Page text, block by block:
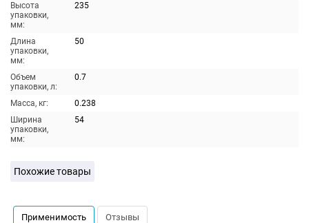
Высота
упаковки,
мм:
235
Длина
упаковки,
мм:
50
Объем
упаковки, л:
0.7
Масса, кг:
0.238
Ширина
упаковки,
мм:
54
Похожие товары
Применимость Отзывы